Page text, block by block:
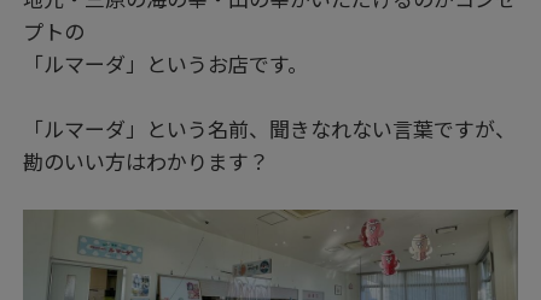
プトの
「ルマーダ」というお店です。
「ルマーダ」という名前、聞きなれない言葉ですが、
勘のいい方はわかります？